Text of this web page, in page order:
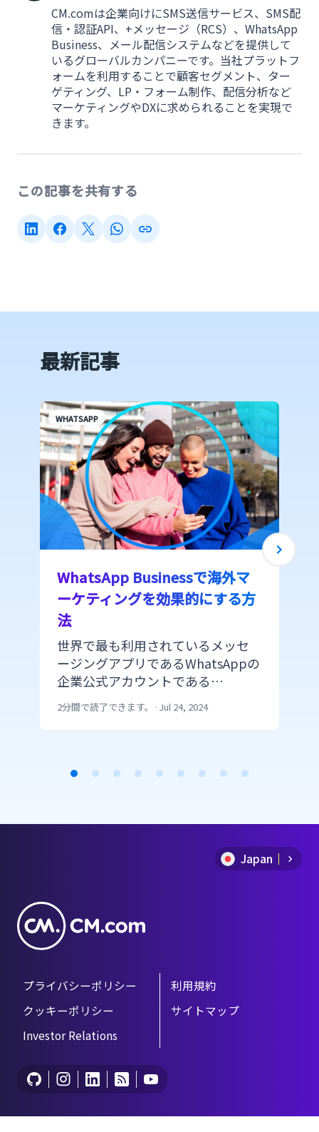
CM.comは企業向けにSMS送信サービス、SMS配
信・認証API、+メッセージ（RCS）、WhatsApp
Business、メール配信システムなどを提供して
いるグローバルカンパニーです。当社プラットフ
ォームを利用することで顧客セグメント、ター
ゲティング、LP・フォーム制作、配信分析など
マーケティングやDXに求められることを実現で
きます。
この記事を共有する
最新記事
WHATSAPP
WhatsApp Businessで海外マ
ーケティングを効果的にする方
法
世界で最も利用されているメッセ
ージングアプリであるWhatsAppの
企業公式アカウントである
WhatsApp Businessをマーケティ
ングで活用する際に顧客とのコミ
介。
2分間で読了できます。 · Jul 24, 2024
1
Japan
プライバシーポリシー
利用規約
クッキーポリシー
サイトマップ
Investor Relations